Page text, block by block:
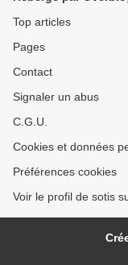
Top articles
Pages
Contact
Signaler un abus
C.G.U.
Cookies et données
Préférences cookies
Voir le profil de sotis